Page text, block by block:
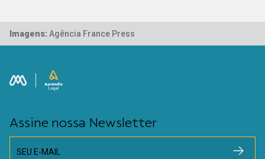
Imagens: Agência France Press
Assine nossa Newsletter
SEU E-MAIL